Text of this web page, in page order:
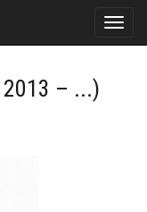
– ...)